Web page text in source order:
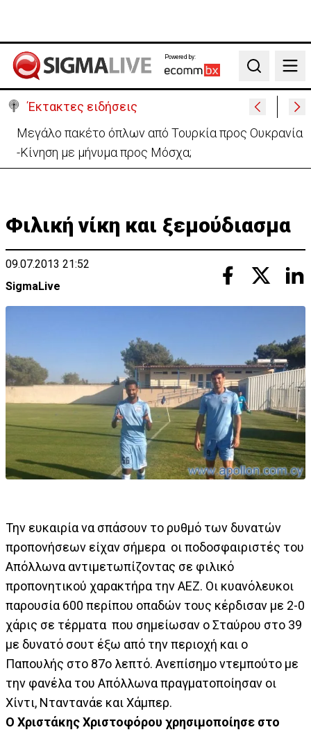
Powered by:
Search
Έκτακτες ειδήσεις
Μελέτησε το πόρισμα της φωτιάς στο Καλό Χωριό
ο Πάλμας- «Ουδέν σχόλιο»
Φιλική νίκη και ξεμούδιασμα
09.07.2013 21:52
SigmaLive
Την ευκαιρία να σπάσουν το ρυθμό των δυνατών
προπονήσεων είχαν σήμερα οι ποδοσφαιριστές του
Απόλλωνα αντιμετωπίζοντας σε φιλικό
προπονητικού χαρακτήρα την ΑΕΖ. Οι κυανόλευκοι
παρουσία 600 περίπου οπαδών τους κέρδισαν με 2-0
χάρις σε τέρματα που σημείωσαν ο Σταύρου στο 39
με δυνατό σουτ έξω από την περιοχή και ο
Παπουλής στο 87ο λεπτό. Ανεπίσημο ντεμπούτο με
την φανέλα του Απόλλωνα πραγματοποίησαν οι
Χίντι, Νταντανάε και Χάμπερ.
Ο Χριστάκης Χριστοφόρου χρησιμοποίησε στο